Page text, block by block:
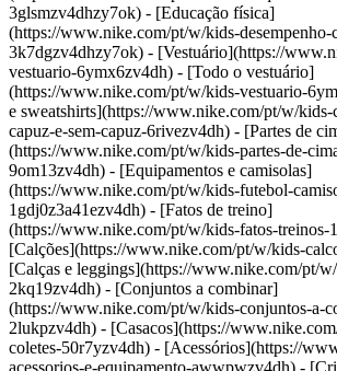
3glsmzv4dhzy7ok) - [Educação física]
(https://www.nike.com/pt/w/kids-desempenho-
3k7dgzv4dhzy7ok) - [Vestuário](https://
vestuario-6ymx6zv4dh) - [Todo o vestuário]
(https://www.nike.com/pt/w/kids-vestuario-
e sweatshirts](https://www.nike.com/pt/w/kids-
capuz-e-sem-capuz-6rivezv4dh) - [Partes de
(https://www.nike.com/pt/w/kids-partes-de-
9om13zv4dh) - [Equipamentos e camisolas]
(https://www.nike.com/pt/w/kids-futebol-
1gdj0z3a41ezv4dh) - [Fatos de treino]
(https://www.nike.com/pt/w/kids-fatos-
[Calções](https://www.nike.com/pt/w/kids-
[Calças e leggings](https://www.nike.com/pt/
2kq19zv4dh) - [Conjuntos a combinar]
(https://www.nike.com/pt/w/kids-conjuntos-a-
2lukpzv4dh) - [Casacos](https://
coletes-50r7yzv4dh) - [Acessórios](https://
acessorios-e-equipamento-awwpwzv4dh) -